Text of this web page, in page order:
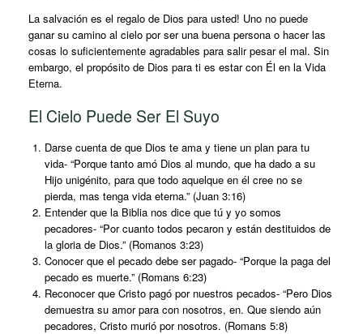
La salvación es el regalo de Dios para usted! Uno no puede
ganar su camino al cielo por ser una buena persona o hacer las
cosas lo suficientemente agradables para salir pesar el mal. Sin
embargo, el propósito de Dios para ti es estar con Él en la Vida
Eterna.
El Cielo Puede Ser El Suyo
Darse cuenta de que Dios te ama y tiene un plan para tu
vida- “Porque tanto amó Dios al mundo, que ha dado a su
Hijo unigénito, para que todo aquelque en él cree no se
pierda, mas tenga vida eterna.” (Juan 3:16)
Entender que la Biblia nos dice que tú y yo somos
pecadores- “Por cuanto todos pecaron y están destituidos de
la gloria de Dios.” (Romanos 3:23)
Conocer que el pecado debe ser pagado- “Porque la paga del
pecado es muerte.” (Romans 6:23)
Reconocer que Cristo pagó por nuestros pecados- “Pero Dios
demuestra su amor para con nosotros, en. Que siendo aún
pecadores, Cristo murió por nosotros. (Romans 5:8)